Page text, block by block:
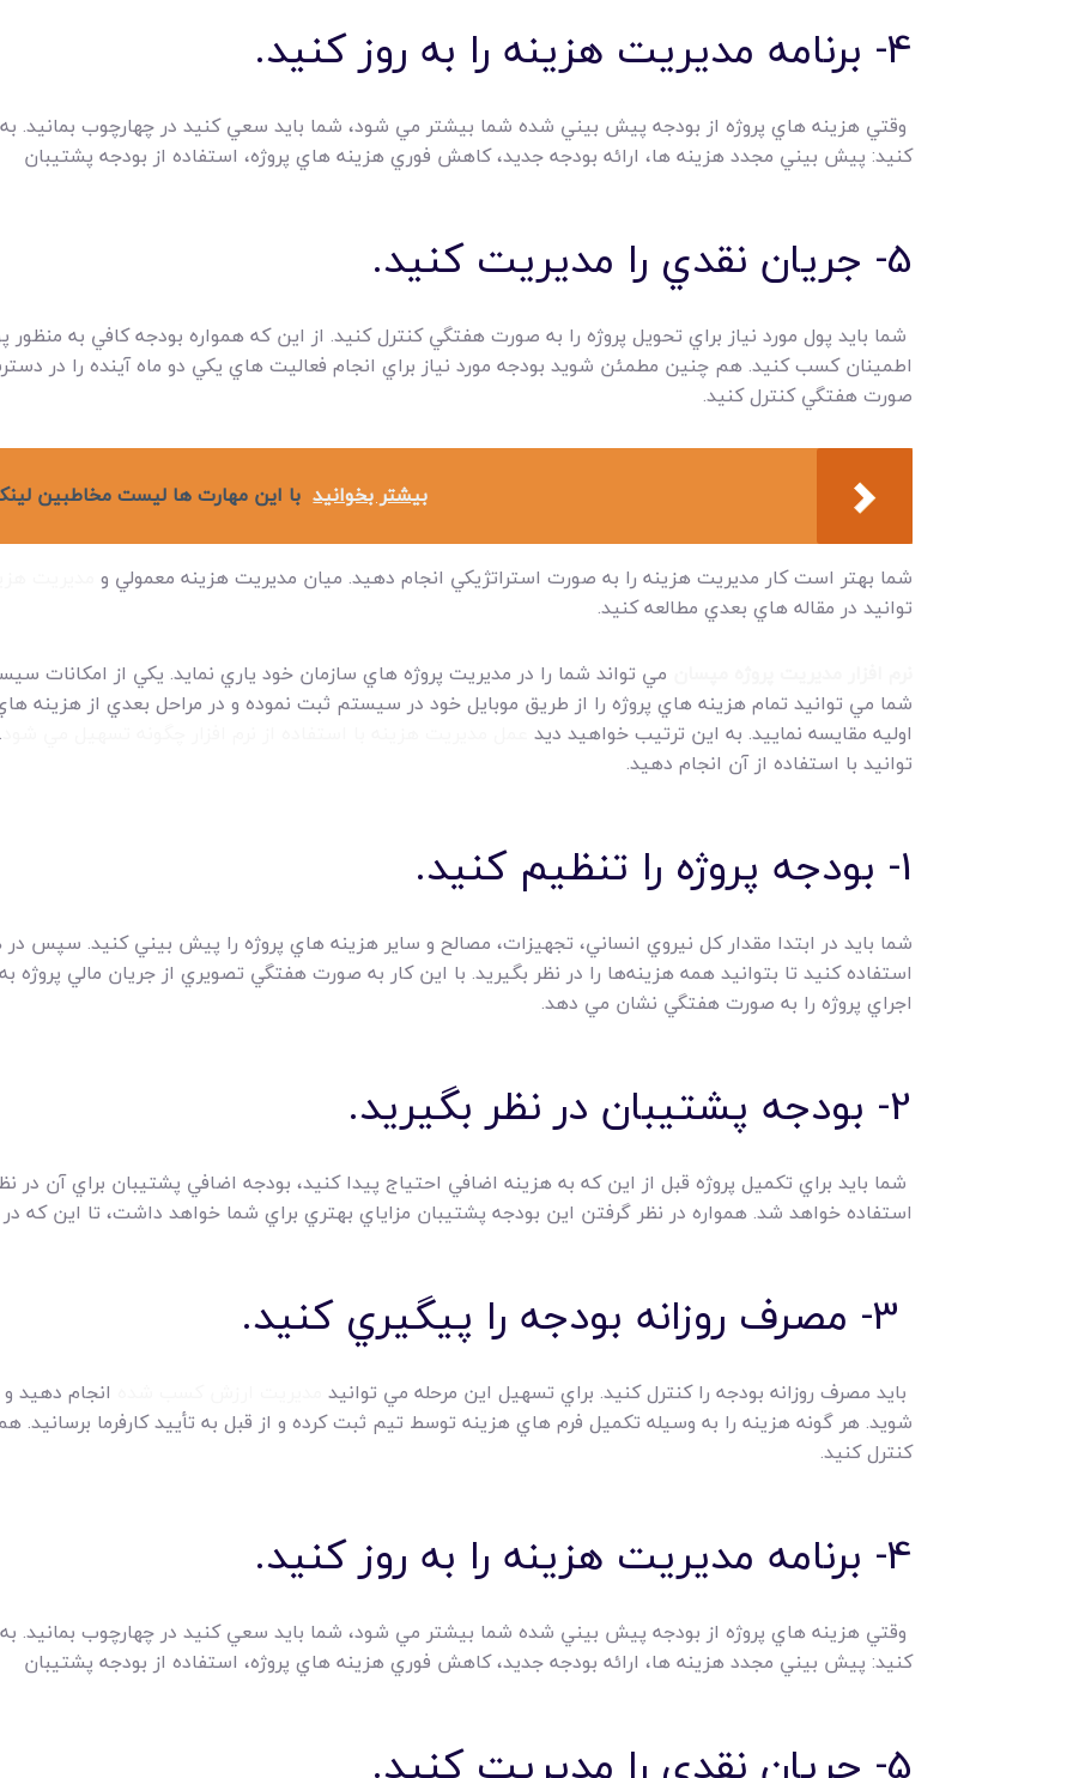
4- برنامه مديريت هزينه را به روز کنيد.
وقتي هزينه هاي پروژه از بودجه پيش بيني شده شما بيشتر مي شود، شما بايد سعي کنيد در چهارچوب بمانيد.
کنيد: پيش بيني مجدد هزينه ها، ارائه بودجه جديد، کاهش فوري هزينه هاي پروژه، استفاده از بودجه پشتيبان
5- جريان نقدي را مديريت کنيد.
شما بايد پول مورد نياز براي تحويل پروژه را به صورت هفتگي کنترل کنيد. از اين که همواره بودجه کافي به
اطمينان کسب کنيد. هم چنين مطمئن شويد بودجه مورد نياز براي انجام فعاليت هاي يکي دو ماه آينده را در
صورت هفتگي کنترل کنيد.
بیشتر بخوانید با اين مهارت ها ليست مخاطبين
شما بهتر است کار مديريت هزينه را به صورت استراتژيکي انجام دهيد. ميان مديريت هزينه معمولي و
توانيد در مقاله هاي بعدي مطالعه کنيد.
مي تواند شما را در مديريت پروژه هاي سازمان خود ياري نمايد. يکي از امکانات
شما مي توانيد تمام هزينه هاي پروژه را از طريق موبايل خود در سيستم ثبت نموده و در مراحل بعدي از هزينه هاي
اوليه مقايسه نماييد. به اين ترتيب خواهيد ديد
توانيد با استفاده از آن انجام دهيد.
1- بودجه پروژه را تنظيم کنيد.
شما بايد در ابتدا مقدار کل نيروي انساني، تجهيزات، مصالح و ساير هزينه هاي پروژه را پيش بيني کنيد. سپس در
استفاده کنيد تا بتوانيد همه هزينه‌ها را در نظر بگيريد. با اين کار به صورت هفتگي تصويري از جريان مالي پروژه
اجراي پروژه را به صورت هفتگي نشان مي دهد.
2- بودجه پشتيبان در نظر بگيريد.
شما بايد براي تکميل پروژه قبل از اين که به هزينه اضافي احتياج پيدا کنيد، بودجه اضافي پشتيبان براي آن در
استفاده خواهد شد. همواره در نظر گرفتن اين بودجه پشتيبان مزاياي بهتري براي شما خواهد داشت، تا اين که در
بايد مصرف روزانه بودجه را کنترل کنيد. براي تسهيل اين مرحله مي توانيد انجام دهيد و
شويد. هر گونه هزينه را به وسيله تکميل فرم هاي هزينه توسط تيم ثبت کرده و از قبل به تأييد کارفرما برسانيد.
کنترل کنيد.
4- برنامه مديريت هزينه را به روز کنيد.
وقتي هزينه هاي پروژه از بودجه پيش بيني شده شما بيشتر مي شود، شما بايد سعي کنيد در چهارچوب بمانيد.
کنيد: پيش بيني مجدد هزينه ها، ارائه بودجه جديد، کاهش فوري هزينه هاي پروژه، استفاده از بودجه پشتيبان